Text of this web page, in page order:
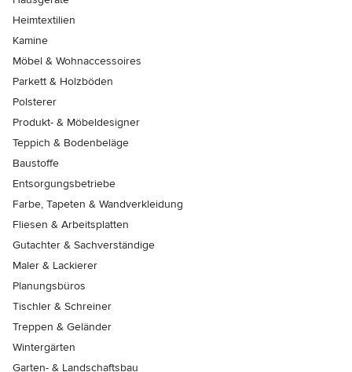
Heimtextilien
Kamine
Möbel & Wohnaccessoires
Parkett & Holzböden
Polsterer
Produkt- & Möbeldesigner
Teppich & Bodenbeläge
Baustoffe
Entsorgungsbetriebe
Farbe, Tapeten & Wandverkleidung
Fliesen & Arbeitsplatten
Gutachter & Sachverständige
Maler & Lackierer
Planungsbüros
Tischler & Schreiner
Treppen & Geländer
Wintergärten
Garten- & Landschaftsbau